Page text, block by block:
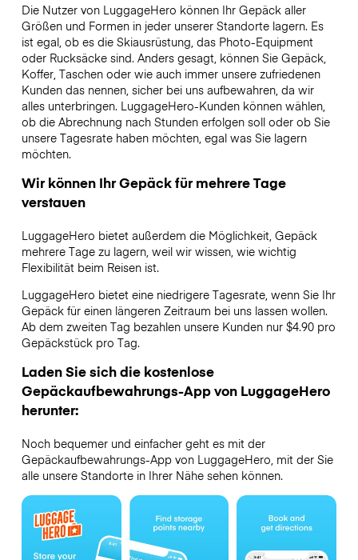
Die Nutzer von LuggageHero können Ihr Gepäck aller
Größen und Formen in jeder unserer Standorte lagern. Es
ist egal, ob es die Skiausrüstung, das Photo-Equipment
oder Rucksäcke sind. Anders gesagt, können Sie Gepäck,
Koffer, Taschen oder wie auch immer unsere zufriedenen
Kunden das nennen, sicher bei uns aufbewahren, da wir
alles unterbringen. LuggageHero-Kunden können wählen,
ob die Abrechnung nach Stunden erfolgen soll oder ob Sie
unsere Tagesrate haben möchten, egal was Sie lagern
möchten.
Wir können Ihr Gepäck für mehrere Tage
verstauen
LuggageHero bietet außerdem die Möglichkeit, Gepäck
mehrere Tage zu lagern, weil wir wissen, wie wichtig
Flexibilität beim Reisen ist.
LuggageHero bietet eine niedrigere Tagesrate, wenn Sie Ihr
Gepäck für einen längeren Zeitraum bei uns lassen wollen.
Ab dem zweiten Tag bezahlen unsere Kunden nur $4.90 pro
Gepäckstück pro Tag.
Laden Sie sich die kostenlose
Gepäckaufbewahrungs-App von LuggageHero
herunter:
Noch bequemer und einfacher geht es mit der
Gepäckaufbewahrungs-App von LuggageHero, mit der Sie
alle unsere Standorte in Ihrer Nähe sehen können.